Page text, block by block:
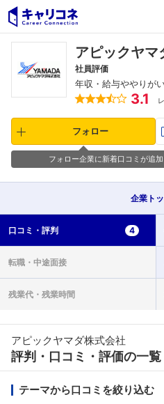
アピックヤマ
社員評価
年収・給与ややりが
3.1
フォロー
フォロー企業に新着口コミが追
企業 ト
口コミ・ 評判 4
転職・ 中途面接
残業代・ 残業時間
アピックヤマダ株式会社
評判・口コミ・評価の一覧
テーマから口コミを絞り込む